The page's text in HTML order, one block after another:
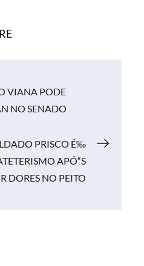
VIANA PODE
NO SENADO
PRISCO É‰
APÓ“S
DORES NO PEITO